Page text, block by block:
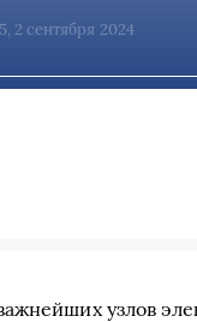
2 сентября 2024
узлов